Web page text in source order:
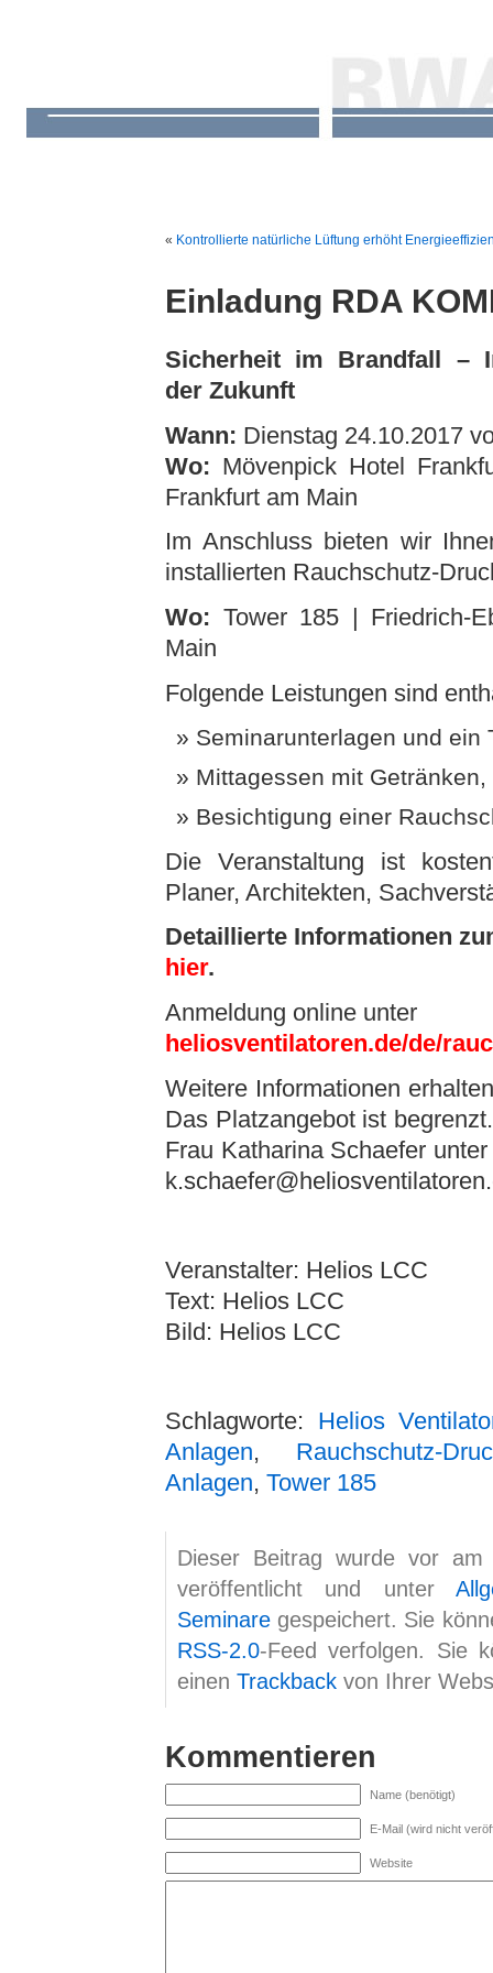
« Kontrollierte natürliche Lüftung erhöht
Einladung RDA
Sicherheit im Brandfall –
der Zukunft
Wann: Dienstag 24.10.2017
Wo: Mövenpick Hotel
Frankfurt am Main
Im Anschluss bieten wir
installierten Rauchschutz-
Wo: Tower 185 | Friedrich-
Main
Folgende Leistungen sind
Seminarunterlagen und ein
Mittagessen mit
Besichtigung einer
Die Veranstaltung ist
Planer, Architekten,
Detaillierte Informationen
hier.
Anmeldung online unter
heliosventilatoren.de/de/
Weitere Informationen
Das Platzangebot ist
Frau Katharina Schaefer
Veranstalter: Helios LCC
Text: Helios LCC
Bild: Helios LCC
Schlagworte: Helios
Anlagen, Rauchschutz-
Anlagen, Tower 185
Dieser Beitrag wurde vor
veröffentlicht und unter
Seminare gespeichert. Sie
RSS-2.0-Feed verfolgen. Sie
einen Trackback von Ihrer
Kommentieren
Name (benötigt)
E-Mail (wird nicht
Website